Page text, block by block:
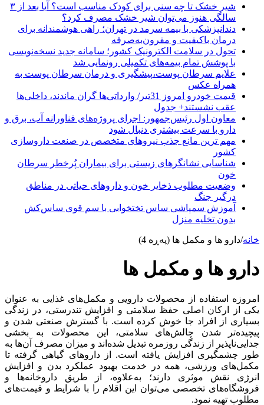
شیر خشک تا چه سنی برای کودک مناسب است؟ آیا بعد از ۳
سالگی هنوز می‌توان شیر خشک مصرف کرد؟
دندانپزشکی با بیمه سرمد در تهران؛ راهی هوشمندانه برای
درمان باکیفیت و مقرون‌به‌صرفه
تحول در سلامت الکترونیک کشور؛ سامانه جدید نسخه‌نویسی
با پوشش تمام بیمه‌های تکمیلی رونمایی شد
علایم سرطان پوست،پیشگیری و درمان سرطان پوست به
همراه عکس
قیمت خودرو امروز 31تیر/ وارداتی‌ها گران ماندند، داخلی‌ها
عقب نشستند+ جدول
معاون اول رئیس‌جمهور: اجرای پروژه‌های فناورانه آب، برق و
دارو با سرعت بیشتری دنبال شود
مهم ترین مانع جذب نیروهای متخصص در صنعت داروسازی
کشور
شناسایی نشانگرهای زیستی برای بیماران پُرخطر سرطان
خون
وضعیت مطلوب ذخایر خون و داروهای حیاتی در مناطق
درگیر جنگ
آموزش سمپاشی ساس تختخوابی با سم قوی ساس‌کش
بدون تخلیه منزل
خانه/دارو ها و مکمل ها (پەڕە 4)
دارو ها و مکمل ها
امروزه استفاده از محصولات دارویی و مکمل‌های غذایی به عنوان
یکی از ارکان اصلی حفظ سلامتی و افزایش تندرستی، در زندگی
بسیاری از افراد جا خوش کرده است. با گسترش صنعتی شدن و
پیچیده‌تر شدن چالش‌های سلامتی، این محصولات به بخشی
جدایی‌ناپذیر از زندگی روزمره تبدیل شده‌اند و میزان مصرف آن‌ها به
طور چشمگیری افزایش یافته است. از داروهای گیاهی گرفته تا
مکمل‌های ورزشی، همه در خدمت بهبود عملکرد بدن و افزایش
انرژی نقش موثری دارند؛ به‌علاوه، از طریق داروخانه‌ها و
فروشگاه‌های تخصصی می‌توان این اقلام را با شرایط و قیمت‌های
مطلوب تهیه نمود.